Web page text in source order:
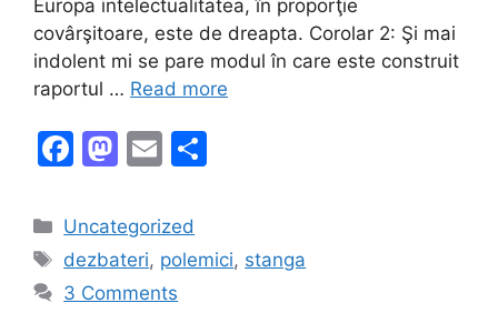
Europa intelectualitatea, în proporţie
covârşitoare, este de dreapta. Corolar 2: Şi mai
indolent mi se pare modul în care este construit
raportul … Read more
F
c
e
b
M
st
o
d
E
ai
l
e
Categories
Uncategorized
Tags
dezbateri, polemici, stanga
3 Comments